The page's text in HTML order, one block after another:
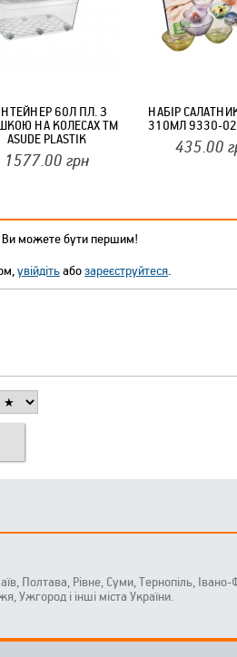
ОФФ 82 ПАННОЧКА
60Л ПЛ. З
НА КОЛЕСАХ ТМ
ASUDE PLASTIK
1577.00 грн
НАБІР
310МЛ 9330-02
435.00
Ви можете бути першим!
увійдітьабозареєструйтеся.
Полтава, Рівне, Суми, Тернопіль,
Ужгород і інші міста України.